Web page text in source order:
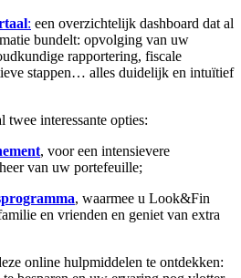
: een overzichtelijk dashboard dat al
bundelt: opvolging van uw
rapportering, fiscale
stappen… alles duidelijk en intuïtief
interessante opties:
, voor een intensievere
van uw portefeuille;
, waarmee u Look&Fin
en vrienden en geniet van extra
online hulpmiddelen te ontdekken: